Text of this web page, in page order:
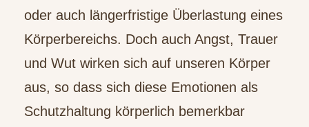
oder auch längerfristige Überlastung eines
Körperbereichs. Doch auch Angst, Trauer
und Wut wirken sich auf unseren Körper
aus, so dass sich diese Emotionen als
Schutzhaltung körperlich bemerkbar